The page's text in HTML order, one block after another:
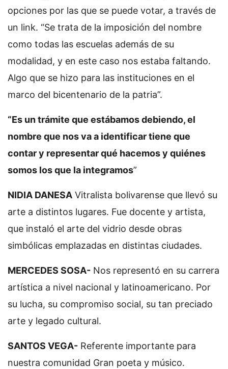
opciones por las que se puede votar, a través de
un link. “Se trata de la imposición del nombre
como todas las escuelas además de su
modalidad, y en este caso nos estaba faltando.
Algo que se hizo para las instituciones en el
marco del bicentenario de la patria”.
“Es un trámite que estábamos debiendo, el
nombre que nos va a identificar tiene que
contar y representar qué hacemos y quiénes
somos los que la integramos”
NIDIA DANESA Vitralista bolivarense que llevó su
arte a distintos lugares. Fue docente y artista,
que instaló el arte del vidrio desde obras
simbólicas emplazadas en distintas ciudades.
MERCEDES SOSA- Nos representó en su carrera
artística a nivel nacional y latinoamericano. Por
su lucha, su compromiso social, su tan preciado
arte y legado cultural.
SANTOS VEGA- Referente importante para
nuestra comunidad Gran poeta y músico.